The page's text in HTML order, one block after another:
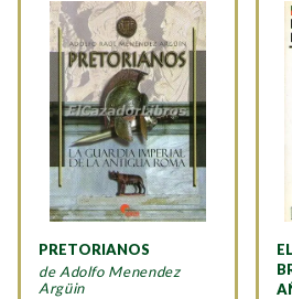
PRETORIANOS
de Adolfo Menendez
Argüin